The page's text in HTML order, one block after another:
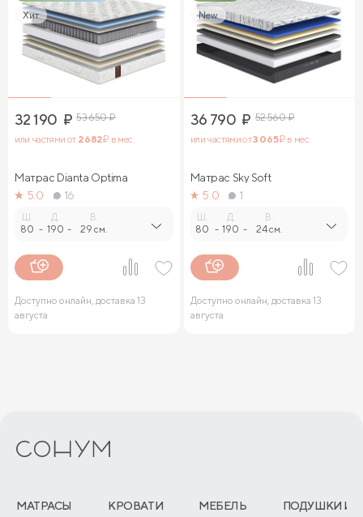
Хит
32 190 ₽ 53 650₽
или частями от 2 682₽ в мес.
Матрас Dianta Optima
5.0
16
Ш.
80 -
Д.
190 -
В.
29 см.
Доступно онлайн, доставка 13
августа
New
36 790 ₽ 52 560₽
или частями от3 065₽ в мес.
Матрас Sky Soft
5.0
1
Ш.
80 -
Д.
190 -
В.
24 см.
Доступно онлайн, доставка 13
августа
МАТРАСЫ КРОВАТИ МЕБЕЛЬ ПОДУШКИ И